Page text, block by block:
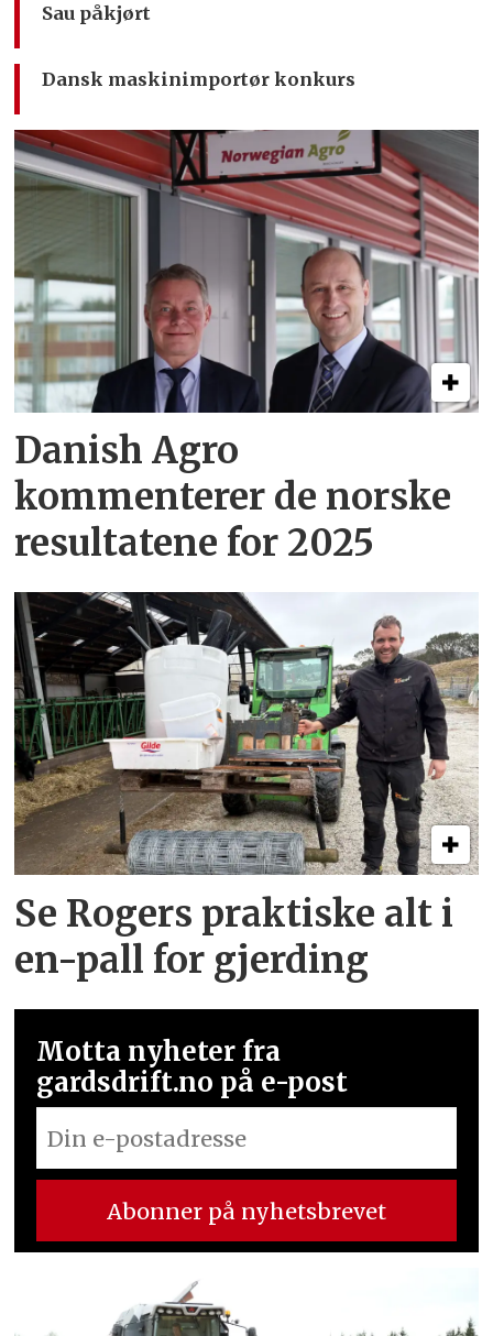
Sau påkjørt
Dansk maskinimportør konkurs
Danish Agro
kommenterer de norske
resultatene for 2025
Se Rogers praktiske alt i
en-pall for gjerding
Motta nyheter fra
gardsdrift.no på e-post